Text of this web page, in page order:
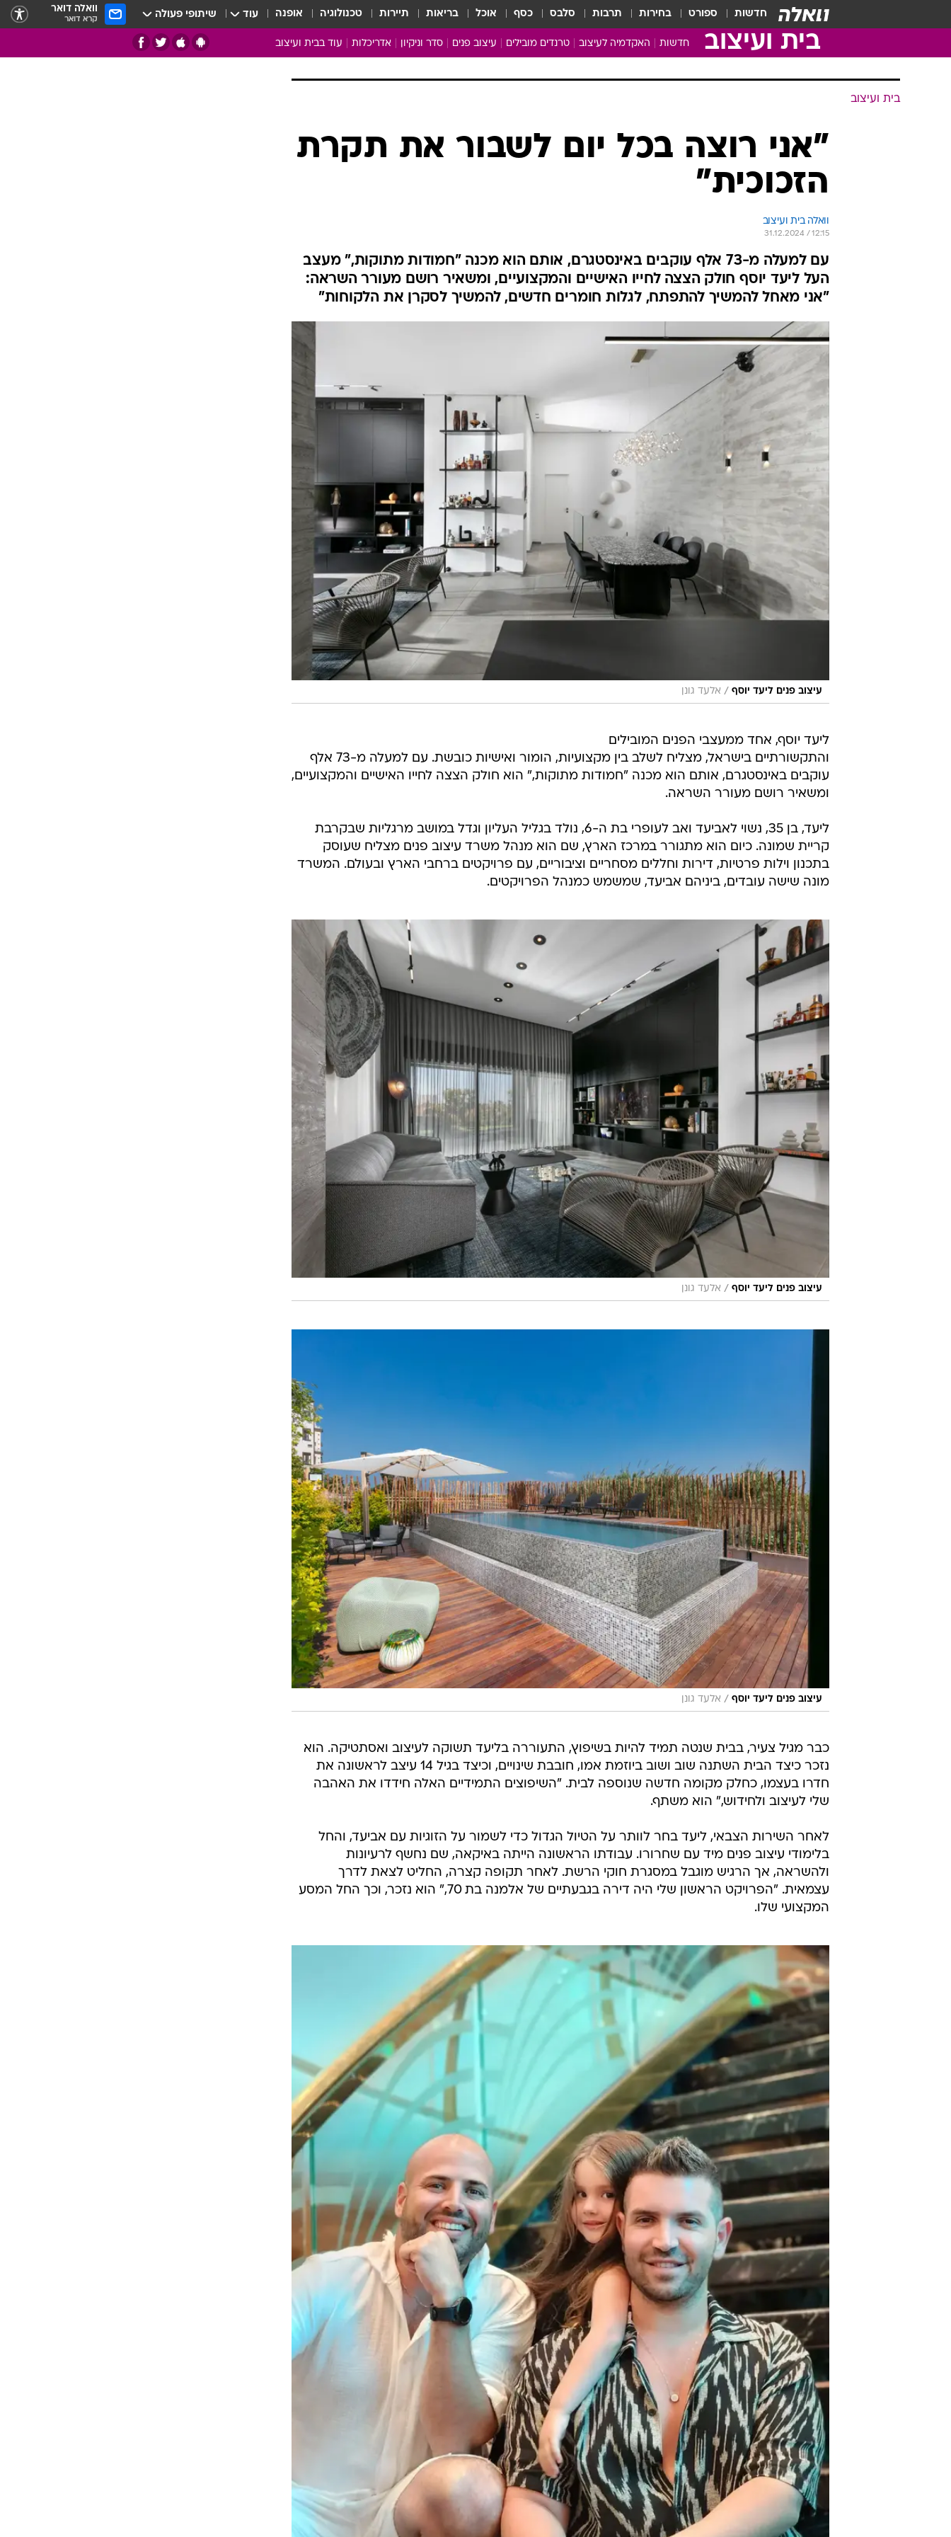
חדשות ספורט בחירות תרבות סלבס כסף אוכל בריאות תיירות טכנולוגיה אופנה עוד שיתופי פעולה וואלה דואר
קרא דואר
בית ועיצוב חדשות האקדמיה לעיצוב טרנדים מובילים עיצוב פנים סדר וניקיון
מדריך הניקיון
אדריכלות עוד בבית ועיצוב
בית ועיצוב
"אני רוצה בכל יום לשבור את תקרת
הזכוכית"
וואלה בית ועיצוב
31.12.2024 / 12:15
עם למעלה מ-73 אלף עוקבים באינסטגרם, אותם הוא מכנה "חמודות מתוקות," מעצב
העל ליעד יוסף חולק הצצה לחייו האישיים והמקצועיים, ומשאיר רושם מעורר השראה:
"אני מאחל להמשיך להתפתח, לגלות חומרים חדשים, להמשיך לסקרן את הלקוחות"
עיצוב פנים ליעד יוסף / אלעד גונן
ליעד יוסף, אחד ממעצבי הפנים המובילים
והתקשורתיים בישראל, מצליח לשלב בין מקצועיות, הומור ואישיות כובשת. עם למעלה מ-73 אלף
עוקבים באינסטגרם, אותם הוא מכנה "חמודות מתוקות," הוא חולק הצצה לחייו האישיים והמקצועיים,
ומשאיר רושם מעורר השראה.
ליעד, בן 35, נשוי לאביעד ואב לעופרי בת ה-6, נולד בגליל העליון וגדל במושב מרגליות שבקרבת
קריית שמונה. כיום הוא מתגורר במרכז הארץ, שם הוא מנהל משרד עיצוב פנים מצליח שעוסק
בתכנון וילות פרטיות, דירות וחללים מסחריים וציבוריים, עם פרויקטים ברחבי הארץ ובעולם. המשרד
מונה שישה עובדים, ביניהם אביעד, שמשמש כמנהל הפרויקטים.
עיצוב פנים ליעד יוסף / אלעד גונן
עיצוב פנים ליעד יוסף / אלעד גונן
כבר מגיל צעיר, בבית שנטה תמיד להיות בשיפוץ, התעוררה בליעד תשוקה לעיצוב ואסתטיקה. הוא
נזכר כיצד הבית השתנה שוב ושוב ביוזמת אמו, חובבת שינויים, וכיצד בגיל 14 עיצב לראשונה את
חדרו בעצמו, כחלק מקומה חדשה שנוספה לבית. "השיפוצים התמידיים האלה חידדו את האהבה
שלי לעיצוב ולחידוש," הוא משתף.
לאחר השירות הצבאי, ליעד בחר לוותר על הטיול הגדול כדי לשמור על הזוגיות עם אביעד, והחל
בלימודי עיצוב פנים מיד עם שחרורו. עבודתו הראשונה הייתה באיקאה, שם נחשף לרעיונות
ולהשראה, אך הרגיש מוגבל במסגרת חוקי הרשת. לאחר תקופה קצרה, החליט לצאת לדרך
עצמאית. "הפרויקט הראשון שלי היה דירה בגבעתיים של אלמנה בת 70," הוא נזכר, וכך החל המסע
המקצועי שלו.